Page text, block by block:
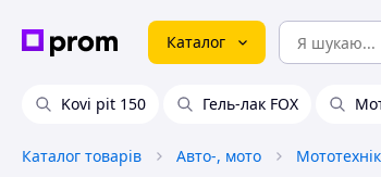
Каталог
Kovi pit 150 Гель-лак FOX
Каталог товарів Авто-, мото